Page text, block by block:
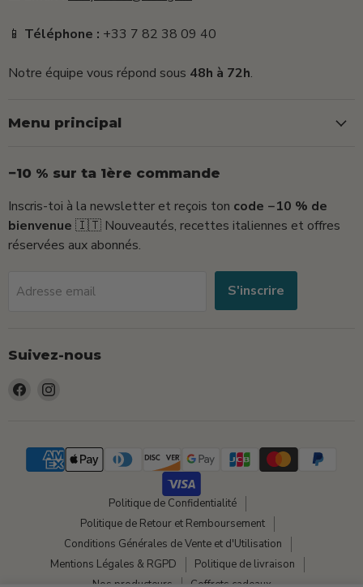
📱 Téléphone : +33 7 82 38 09 40
Notre équipe vous répond sous 48h à 72h.
Menu principal
−10 % sur ta 1ère commande
Inscris-toi à la newsletter et reçois ton code −10 % de
bienvenue 🇮🇹 Nouveautés, recettes italiennes et offres
réservées aux abonnés.
Adresse email S'inscrire
Suivez-nous
Trouvez-
Politique de Confidentialité
Politique de Retour et Remboursement
Conditions Générales de Vente et d'Utilisation
Mentions Légales & RGPD
Politique de livraison